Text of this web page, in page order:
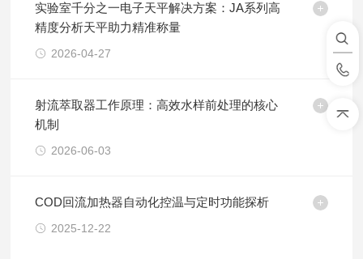
实验室千分之一电子天平解决方案：JA系列高
精度分析天平助力精准称量
2026-04-27
射流萃取器工作原理：高效水样前处理的核心
机制
2026-06-03
COD回流加热器自动化控温与定时功能探析​
2025-12-22